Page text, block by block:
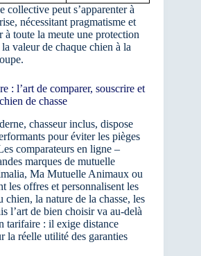
collective peut s’apparenter à
nécessitant pragmatisme et
toute la meute une protection
valeur de chaque chien à la
: l’art de comparer, souscrire et
de chasse
chasseur inclus, dispose
pour éviter les pièges
comparateurs en ligne –
marques de mutuelle
Ma Mutuelle Animaux ou
les offres et personnalisent les
la nature de la chasse, les
l’art de bien choisir va au-delà
tarifaire : il exige distance
la réelle utilité des garanties